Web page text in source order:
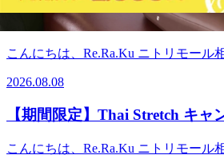
価格でご提供中です。暑さでお疲れ
ので、ぜひこの機会にゆったり、タ
通りです。直前のご予約もご案内枠
け付けておりますので、お気軽にお問
～ ペアでのご案内も可能です！【8
況】・１2：40～ ・１3：20～・１
内も可能です！皆様のご来店心より
８月８日（土）と８月９日（
こんにちは、Re.Ra.Ku ニトリモール
案内枠に空きがありましたら受け付
軽にお問合せください♪【８月８日(
２：００～・１５：００～ ペアでの
の空き状況】・１０：００～ ・１
2026.08.08
【期間限定】Thai Stretch キャ
こんにちは、Re.Ra.Ku ニトリモール